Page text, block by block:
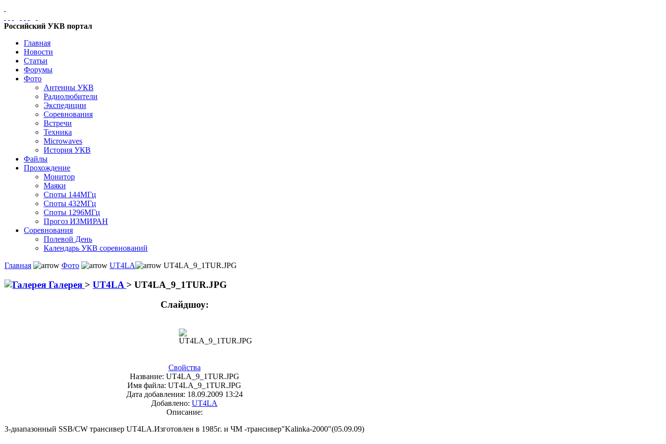
Российский УКВ портал
Главная
Новости
Статьи
Форумы
Фото
Антенны УКВ
Радиолюбители
Экспедиции
Соревнования
Встречи
Техника
Microwaves
История УКВ
Файлы
Прохождение
Монитор
Маяки
Споты 144МГц
Споты 432МГц
Споты 1296МГц
Прогоз ИЗМИРАН
Соревнования
Полевой День
Календарь УКВ соревнований
Главная Фото UT4LA UT4LA_9_1TUR.JPG
Галерея > UT4LA > UT4LA_9_1TUR.JPG
Слайдшоу:
Свойства
Название: UT4LA_9_1TUR.JPG
Имя файла: UT4LA_9_1TUR.JPG
Дата добавления: 18.09.2009 13:24
Добавлено: UT4LA
Описание:
3-диапазонный SSB/CW трансивер UT4LA.Изготовлен в 1985г. и ЧМ -трансивер"Kalinka-2000"(05.09.09)